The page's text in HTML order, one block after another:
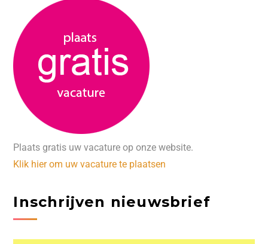
Plaats gratis uw vacature op onze website.
Klik hier om uw vacature te plaatsen
Inschrijven nieuwsbrief